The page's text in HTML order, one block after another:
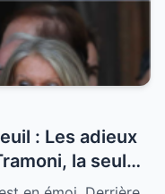
: Les adieux
la seule